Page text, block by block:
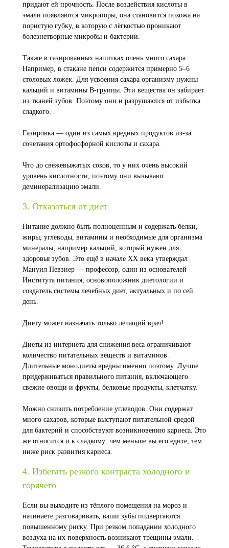
придают ей прочность. После воздействия кислоты в
эмали появляются микропоры, она становится похожа на
пористую губку, в которую с лёгкостью проникают
болезнетворные микробы и бактерии.
Также в газированных напитках очень много сахара.
Например, в стакане пепси содержится примерно 5–6
столовых ложек. Для усвоения сахара организму нужны
кальций и витамины В-группы. Эти вещества он забирает
из тканей зубов. Поэтому они и разрушаются от избытка
сладкого.
Газировка — один из самых вредных продуктов из-за
сочетания ортофосфорной кислоты и сахара.
Что до свежевыжатых соков, то у них очень высокий
уровень кислотности, поэтому они вызывают
деминерализацию эмали.
3. Отказаться от диет
Питание должно быть полноценным и содержать белки,
жиры, углеводы, витамины и необходимые для организма
минералы, например кальций, который нужен для
здоровья зубов. Это ещё в начале XX века утверждал
Мануил Певзнер — профессор, один из основателей
Института питания, основоположник диетологии и
создатель системы лечебных диет, актуальных и по сей
день.
Диету может назначать только лечащий врач!
Диеты из интернета для снижения веса ограничивают
количество питательных веществ и витаминов.
Длительные монодиеты вредны именно поэтому. Лучше
придерживаться правильного питания, включающего
свежие овощи и фрукты, белковые продукты, клетчатку.
Можно снизить потребление углеводов. Они содержат
много сахаров, которые выступают питательной средой
для бактерий и способствуют возникновению кариеса. Это
же относится и к сладкому: чем меньше вы его едите, тем
ниже риск развития кариеса.
4. Избегать резкого контраста холодного и
горячего
Если вы выходите из тёплого помещения на мороз и
начинаете разговаривать, ваши зубы подвергаются
повышенному риску. При резком попадании холодного
воздуха на их поверхность возникают трещины эмали.